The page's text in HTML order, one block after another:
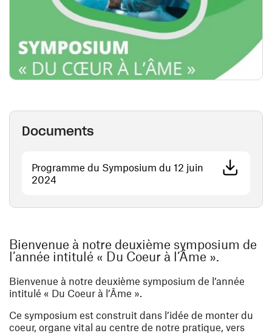
Documents
Programme du Symposium du 12 juin
2024(ouvre une nouvelle fenêtre)
Bienvenue à notre deuxième symposium de
l’année intitulé « Du Coeur à l’Âme ».
Bienvenue à notre deuxième symposium de l’année
intitulé « Du Coeur à l’Âme ».
Ce symposium est construit dans l’idée de monter du
coeur, organe vital au centre de notre pratique, vers